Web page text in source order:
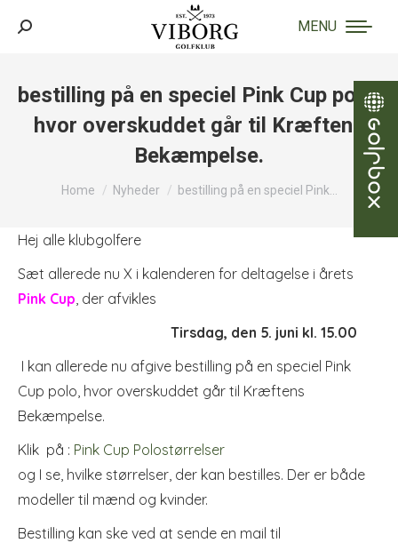
MENU
Search:
bestilling på en speciel Pink Cup polo,
hvor overskuddet går til Kræftens
Bekæmpelse.
You are here:
Home Nyheder bestilling på en speciel Pink…
Hej alle klubgolfere
Sæt allerede nu X i kalenderen for deltagelse i årets
Pink Cup, der afvikles
Tirsdag, den 5. juni kl. 15.00
I kan allerede nu afgive bestilling på en speciel Pink
Cup polo, hvor overskuddet går til Kræftens
Bekæmpelse.
Klik på : Pink Cup Polostørrelser
og I se, hvilke størrelser, der kan bestilles. Der er både
modeller til mænd og kvinder.
Bestilling kan ske ved at sende en mail til